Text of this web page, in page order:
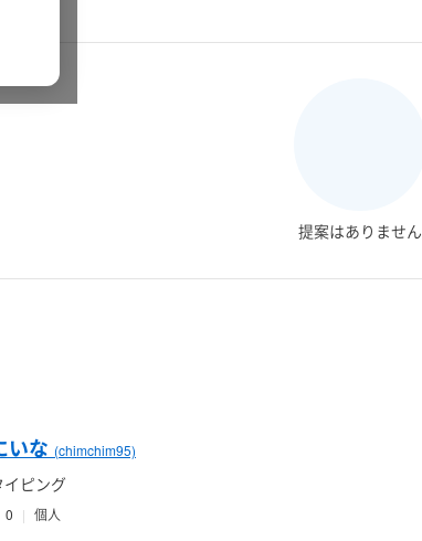
提案はありません
いな (chimchim95)
イピング
0 個人